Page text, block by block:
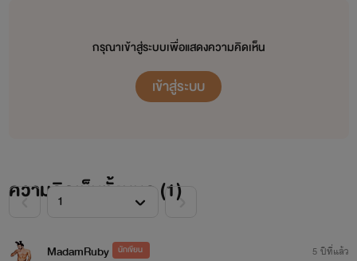
กรุณาเข้าสู่ระบบเพื่อแสดงความคิดเห็น
เข้าสู่ระบบ
ความคิดเห็นทั้งหมด (1)
MadamRuby นักเขียน 5 ปีที่แล้ว